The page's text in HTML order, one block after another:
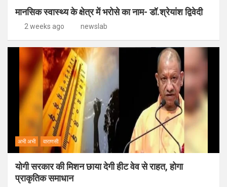
मानसिक स्वास्थ्य के क्षेत्र में भरोसे का नाम- डॉ.श्रेयांश द्विवेदी
2 weeks ago newslab
अभी अभी वाराणसी
योगी सरकार की मिशन छाया देगी हीट वेव से राहत, होगा
प्राकृतिक समाधान